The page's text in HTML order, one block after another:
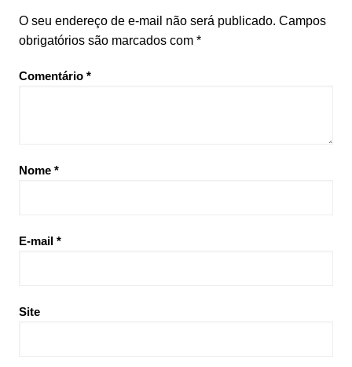
O seu endereço de e-mail não será publicado. Campos
obrigatórios são marcados com *
Comentário *
Nome *
E-mail *
Site